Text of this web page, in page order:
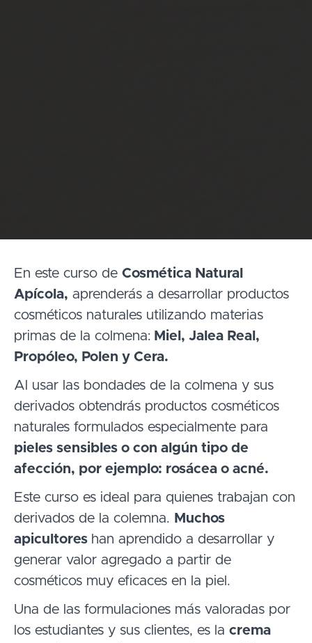
En este curso de Cosmética Natural
Apícola, aprenderás a desarrollar productos
cosméticos naturales utilizando materias
primas de la colmena: Miel, Jalea Real,
Propóleo, Polen y Cera.
Al usar las bondades de la colmena y sus
derivados obtendrás productos cosméticos
naturales formulados especialmente para
pieles sensibles o con algún tipo de
afección, por ejemplo: rosácea o acné.
Este curso es ideal para quienes trabajan con
derivados de la colemna. Muchos
apicultores han aprendido a desarrollar y
generar valor agregado a partir de
cosméticos muy eficaces en la piel.
Una de las formulaciones más valoradas por
los estudiantes y sus clientes, es la crema